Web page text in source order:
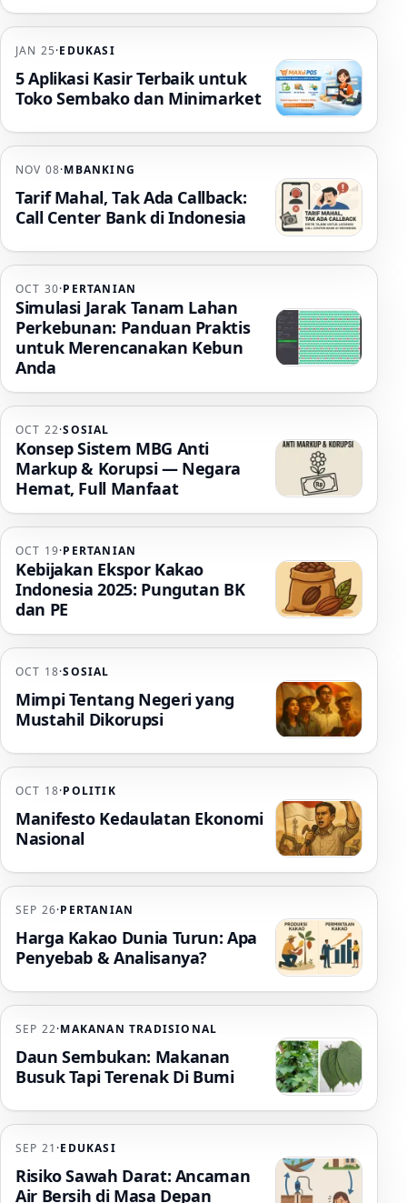
JAN 25·EDUKASI
5 Aplikasi Kasir Terbaik untuk
Toko Sembako dan Minimarket
NOV 08·MBANKING
Tarif Mahal, Tak Ada Callback:
Call Center Bank di Indonesia
OCT 30·PERTANIAN
Simulasi Jarak Tanam Lahan
Perkebunan: Panduan Praktis
untuk Merencanakan Kebun
Anda
OCT 22·SOSIAL
Konsep Sistem MBG Anti
Markup & Korupsi — Negara
Hemat, Full Manfaat
OCT 19·PERTANIAN
Kebijakan Ekspor Kakao
Indonesia 2025: Pungutan BK
dan PE
OCT 18·SOSIAL
Mimpi Tentang Negeri yang
Mustahil Dikorupsi
OCT 18·POLITIK
Manifesto Kedaulatan Ekonomi
Nasional
SEP 26·PERTANIAN
Harga Kakao Dunia Turun: Apa
Penyebab & Analisanya?
SEP 22·MAKANAN TRADISIONAL
Daun Sembukan: Makanan
Busuk Tapi Terenak Di Bumi
SEP 21 ·EDUKASI
Risiko Sawah Darat: Ancaman
Air Bersih di Masa Depan